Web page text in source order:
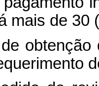
mais de 30